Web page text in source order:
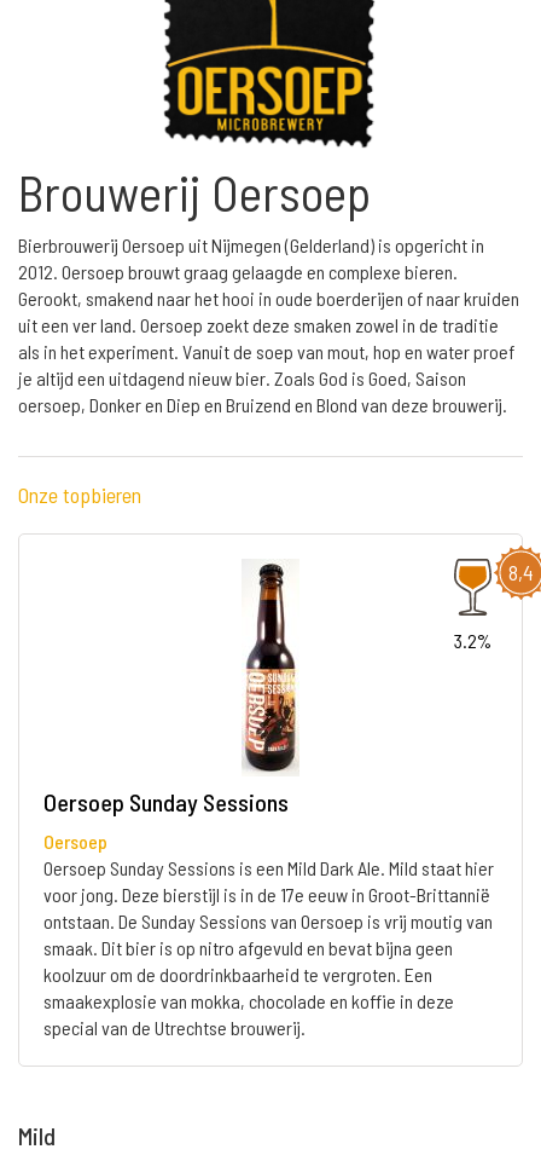
Brouwerij Oersoep
Bierbrouwerij Oersoep uit Nijmegen (Gelderland) is opgericht in
2012. Oersoep brouwt graag gelaagde en complexe bieren.
Gerookt, smakend naar het hooi in oude boerderijen of naar kruiden
uit een ver land. Oersoep zoekt deze smaken zowel in de traditie
als in het experiment. Vanuit de soep van mout, hop en water proef
je altijd een uitdagend nieuw bier. Zoals God is Goed, Saison
oersoep, Donker en Diep en Bruizend en Blond van deze brouwerij.
Onze topbieren
8,4
3.2%
Oersoep Sunday Sessions
Oersoep
Oersoep Sunday Sessions is een Mild Dark Ale. Mild staat hier
voor jong. Deze bierstijl is in de 17e eeuw ​​in Groot-Brittannië
ontstaan. De Sunday Sessions van Oersoep is vrij moutig van
smaak. Dit bier is op nitro afgevuld en bevat bijna geen
koolzuur om de doordrinkbaarheid te vergroten. Een
smaakexplosie van mokka, chocolade en koffie in deze
special van de Utrechtse brouwerij.
Mild